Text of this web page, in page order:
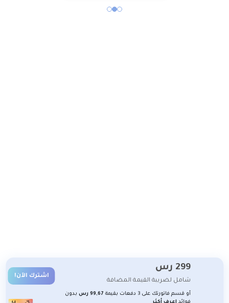
299 رس
شامل لضريبة القيمة المضافة
اشترك الآن!
أو قسم فاتورتك على 3 دفعات بقيمة 99,67 رس
بدون